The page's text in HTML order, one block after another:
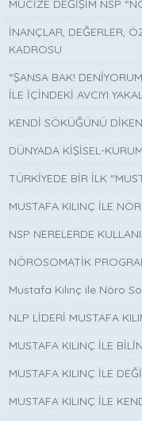
MUCİZE DEĞİŞİM NSP
İNANÇLAR, DEĞERLER,
KADROSU
“ŞANSA BAK!
İLE İÇİNDEKİ AVCIYI
KENDİ SÖKÜĞÜNÜ
DÜNYADA KİŞİSEL-
TÜRKİYEDE BİR İLK
MUSTAFA KILINÇ İLE
NSP NERELERDE
NÖROSOMATİK
Mustafa Kılınç ile Nöro
NLP LİDERİ MUSTAFA
MUSTAFA KILINÇ İLE
MUSTAFA KILINÇ İLE
MUSTAFA KILINÇ İLE